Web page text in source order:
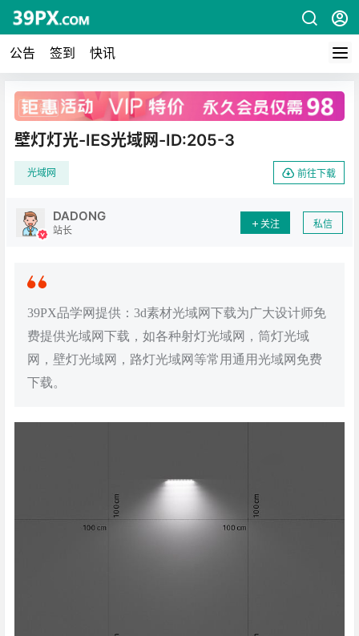
公告 签到 快讯
广告
壁灯灯光-IES光域网-ID:205-3
光域网 前往下载
DADONG
站长
关注 私信
39PX品学网提供：3d素材光域网下载为广大设计师免
费提供光域网下载，如各种射灯光域网，筒灯光域
网，壁灯光域网，路灯光域网等常用通用光域网免费
下载。